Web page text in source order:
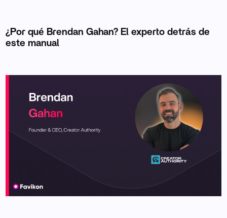
¿Por qué Brendan Gahan? El experto detrás de
este manual